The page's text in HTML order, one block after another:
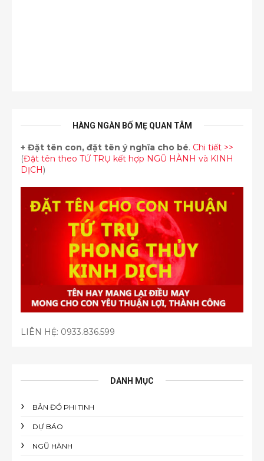
HÀNG NGÀN BỐ MẸ QUAN TÂM
+ Đặt tên con, đặt tên ý nghĩa cho bé. Chi tiết >>
(Đặt tên theo TỨ TRỤ kết hợp NGŨ HÀNH và KINH
DỊCH)
LIÊN HỆ: 0933.836.599
DANH MỤC
BẢN ĐỒ PHI TINH
DỰ BÁO
NGŨ HÀNH